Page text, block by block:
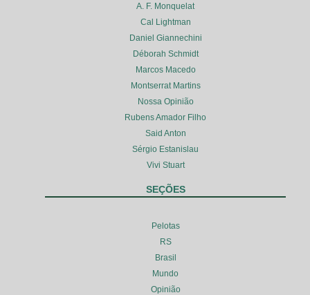
A. F. Monquelat
Cal Lightman
Daniel Giannechini
Déborah Schmidt
Marcos Macedo
Montserrat Martins
Nossa Opinião
Rubens Amador Filho
Said Anton
Sérgio Estanislau
Vivi Stuart
SEÇÕES
Pelotas
RS
Brasil
Mundo
Opinião